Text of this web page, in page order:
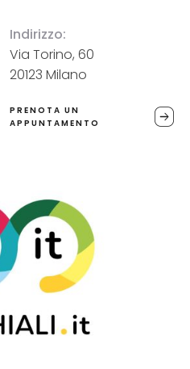
Indirizzo:
Via Torino, 60
20123 Milano
PRENOTA UN
APPUNTAMENTO